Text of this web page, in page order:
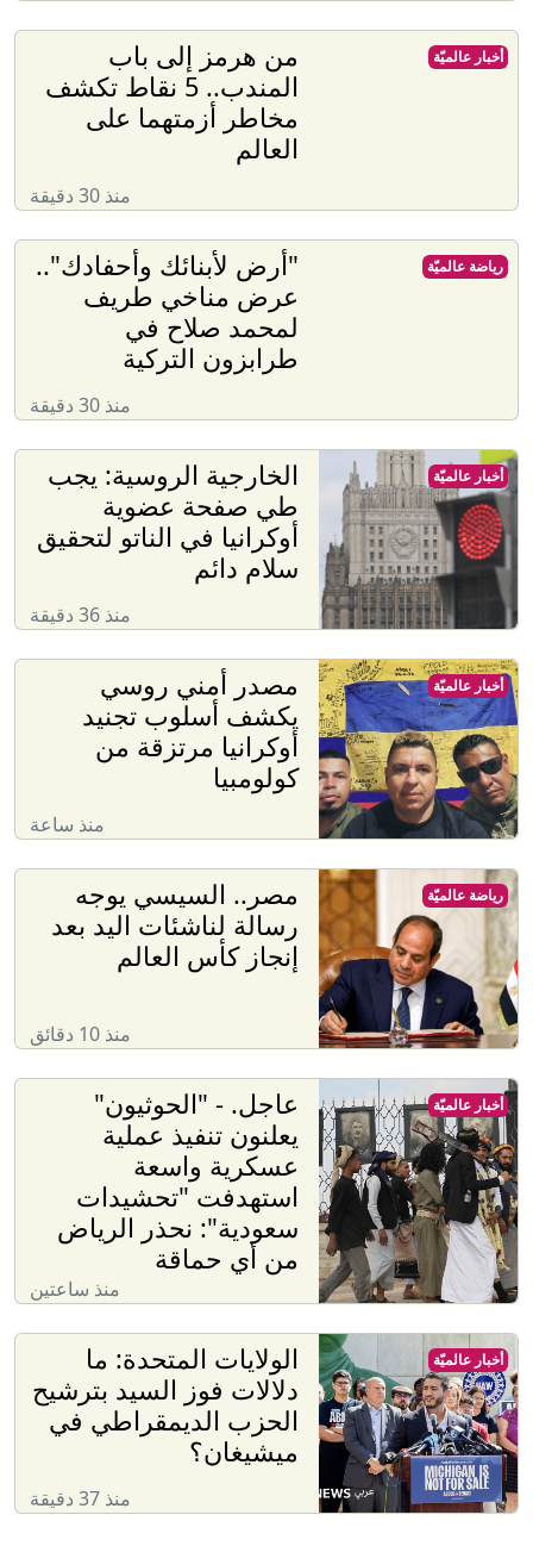
من هرمز إلى باب
المندب.. 5 نقاط تكشف
مخاطر أزمتهما على
العالم
منذ 30 دقيقة
أخبار عالميّة
"أرض لأبنائك وأحفادك"..
عرض مناخي طريف
لمحمد صلاح في
طرابزون التركية
منذ 30 دقيقة
رياضة عالميّة
الخارجية الروسية: يجب
طي صفحة عضوية
أوكرانيا في الناتو لتحقيق
سلام دائم
منذ 36 دقيقة
أخبار عالميّة
مصدر أمني روسي
يكشف أسلوب تجنيد
أوكرانيا مرتزقة من
كولومبيا
منذ ساعة
أخبار عالميّة
مصر.. السيسي يوجه
رسالة لناشئات اليد بعد
إنجاز كأس العالم
منذ 10 دقائق
رياضة عالميّة
عاجل. - "الحوثيون"
يعلنون تنفيذ عملية
عسكرية واسعة
استهدفت "تحشيدات
سعودية": نحذر الرياض
من أي حماقة
منذ ساعتين
أخبار عالميّة
الولايات المتحدة: ما
دلالات فوز السيد بترشيح
الحزب الديمقراطي في
ميشيغان؟
منذ 37 دقيقة
أخبار عالميّة